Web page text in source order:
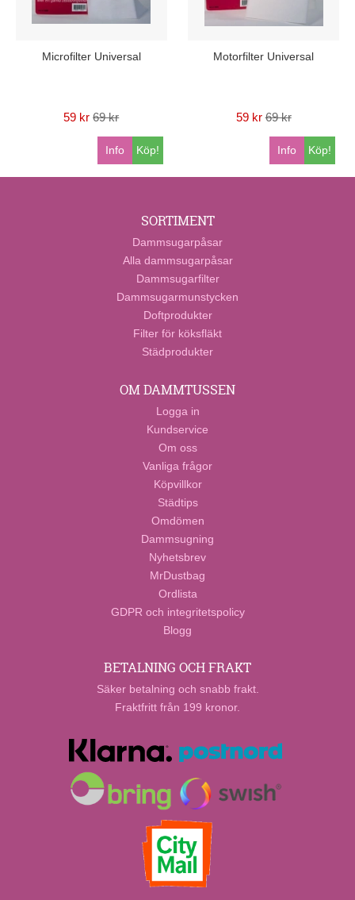
Microfilter Universal
59 kr 69 kr
Köp!
Info
Motorfilter Universal
59 kr 69 kr
Köp!
Info
SORTIMENT
Dammsugarpåsar
Alla dammsugarpåsar
Dammsugarfilter
Dammsugarmunstycken
Doftprodukter
Filter för köksfläkt
Städprodukter
OM DAMMTUSSEN
Logga in
Kundservice
Om oss
Vanliga frågor
Köpvillkor
Städtips
Omdömen
Dammsugning
Nyhetsbrev
MrDustbag
Ordlista
GDPR och integritetspolicy
Blogg
BETALNING OCH FRAKT
Säker betalning och snabb frakt.
Fraktfritt från 199 kronor.